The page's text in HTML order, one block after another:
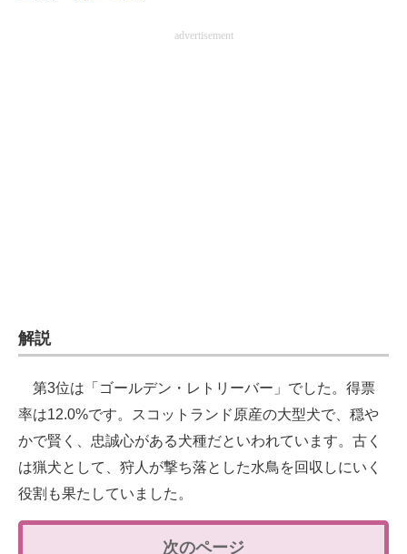
エネルギーの専門メディア
ちょっと気になるネットの話題
advertisement
解説
第3位は「ゴールデン・レトリーバー」でした。得票
率は12.0%です。スコットランド原産の大型犬で、穏や
かで賢く、忠誠心がある犬種だといわれています。古く
は猟犬として、狩人が撃ち落とした水鳥を回収しにいく
役割も果たしていました。